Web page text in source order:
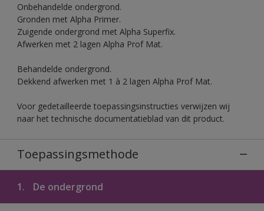
Onbehandelde ondergrond.
Gronden met Alpha Primer.
Zuigende ondergrond met Alpha Superfix.
Afwerken met 2 lagen Alpha Prof Mat.
Behandelde ondergrond.
Dekkend afwerken met 1 à 2 lagen Alpha Prof Mat.
Voor gedetailleerde toepassingsinstructies verwijzen wij
naar het technische documentatieblad van dit product.
Toepassingsmethode
1. De ondergrond